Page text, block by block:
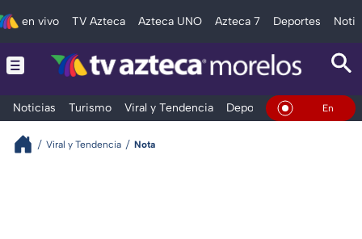
en vivo TV Azteca Azteca UNO Azteca 7 Deportes
Noticias Turismo Viral y Tendencia Deportes Espectáculos
En Vivo
Viral y Tendencia Nota